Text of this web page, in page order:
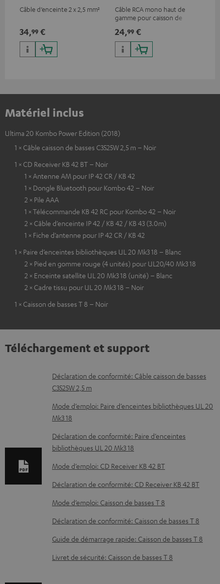
Câble d’enceinte 2 x 2,5 mm²
34,99 €
Câble RCA mono haut de
gamme pour caisson de
24,99 €
Matériel inclus
Ultima 20 Kombo Power Edition (2018)
1 × Câble caisson de basses C3525W 2,5 m – Noir
1 × CD Receiver KB 42 BT – Noir
1 × Antenne AM pour IP 42 CR / KB 42
1 × Dongle Bluetooth pour Kombo 42 – Noir
2 × Pile AAA
1 × Télécommande KB 42 RC pour Kombo 42 – Noir
2 × Câble d’enceinte IP 42 / KB 42 / KB 43 (3.0m)
1 × Fiche d’antenne pour IP 42 CR / KB 42
1 × Paire d’enceintes bibliothèques UL 20 Mk3 18 – Blanc
2 × Pied en gomme rouge (4 unités) pour UL20/40 Mk3 18
2 × Enceinte satellite UL 20 Mk3 18 (unité) – Blanc
2 × Cadre tissu pour UL 20 Mk3 18 – Noir
1 × Caisson de basses T 8 – Noir
Téléchargement et support
D
o
c
u
m
e
n
t
t
é
l
é
Déclaration de conformité: Câble caisson de basses
C3525W 2,5 m
Mode d’emploi: Paire d’enceintes bibliothèques UL 20
Mk3 18
Déclaration de conformité: Paire d’enceintes
bibliothèques UL 20 Mk3 18
Mode d’emploi: CD Receiver KB 42 BT
Déclaration de conformité: CD Receiver KB 42 BT
Mode d’emploi: Caisson de basses T 8
Déclaration de conformité: Caisson de basses T 8
Guide de démarrage rapide: Caisson de basses T 8
Livret de sécurité: Caisson de basses T 8